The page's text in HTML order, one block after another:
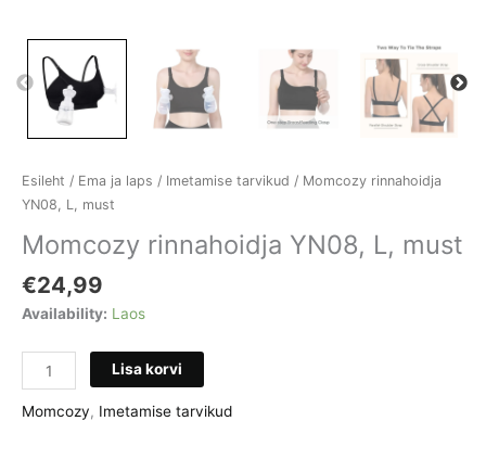
Esileht / Ema ja laps / Imetamise tarvikud / Momcozy rinnahoidja
YN08, L, must
Momcozy rinnahoidja YN08, L, must
€24,99
Availability: Laos
Momcozy
rinnahoidja
YN08,
Lisa korvi
Momcozy, Imetamise tarvikud